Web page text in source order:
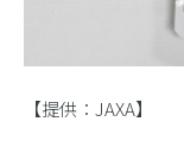
【提供：JAXA】